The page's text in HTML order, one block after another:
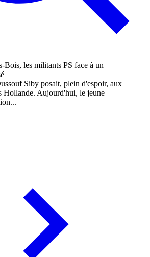
Siby posait, plein d'espoir, aux
Hollande. Aujourd'hui, le jeune